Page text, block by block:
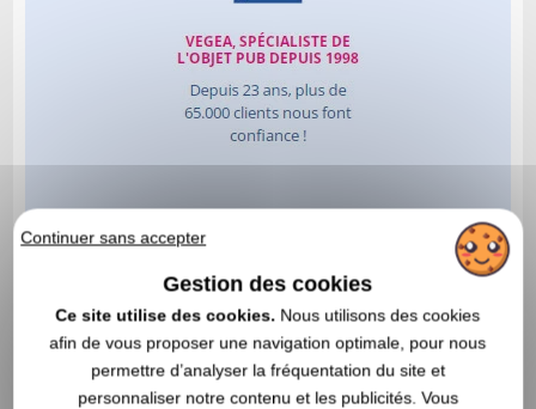
Continuer sans accepter
Gestion des cookies
Ce site utilise des cookies. Nous utilisons des cookies
afin de vous proposer une navigation optimale, pour nous
permettre d’analyser la fréquentation du site et
personnaliser notre contenu et les publicités. Vous